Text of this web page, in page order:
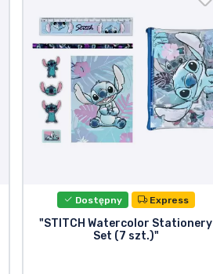
Dostępny Express
"STITCH Watercolor Stationery
Set (7 szt.)"